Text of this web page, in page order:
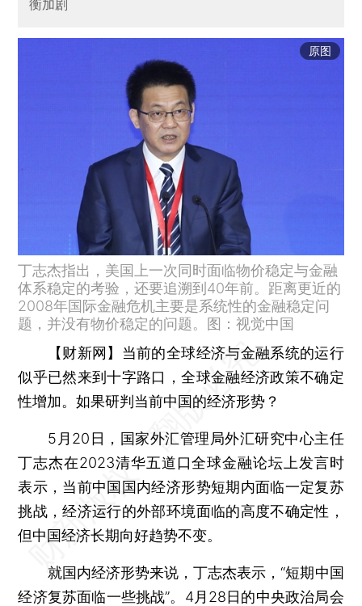
衡加剧
原图
丁志杰指出，美国上一次同时面临物价稳定与金融
体系稳定的考验，还要追溯到40年前。距离更近的
2008年国际金融危机主要是系统性的金融稳定问
题，并没有物价稳定的问题。图：视觉中国
【财新网】 当前的全球经济与金融系统的运行
似乎已然来到十字路口，全球金融经济政策不确定
性增加。如果研判当前中国的经济形势？
5月20日，国家外汇管理局外汇研究中心主任
丁志杰在2023清华五道口全球金融论坛上发言时
表示，当前中国国内经济形势短期内面临一定复苏
挑战，经济运行的外部环境面临的高度不确定性，
但中国经济长期向好趋势不变。
就国内经济形势来说，丁志杰表示，“短期中国
经济复苏面临一些挑战”。4月28日的中央政治局会